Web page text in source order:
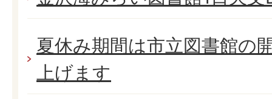
夏休み期間は市立図書館の
上げます